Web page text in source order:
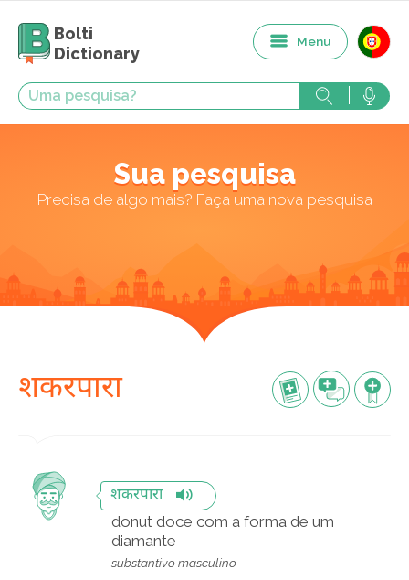
Bolti
Dictionary
Menu
Sua pesquisa
Precisa de algo mais? Faça uma nova pesquisa
शकरपारा
शकरपारा
donut doce com a forma de um
diamante
substantivo masculino